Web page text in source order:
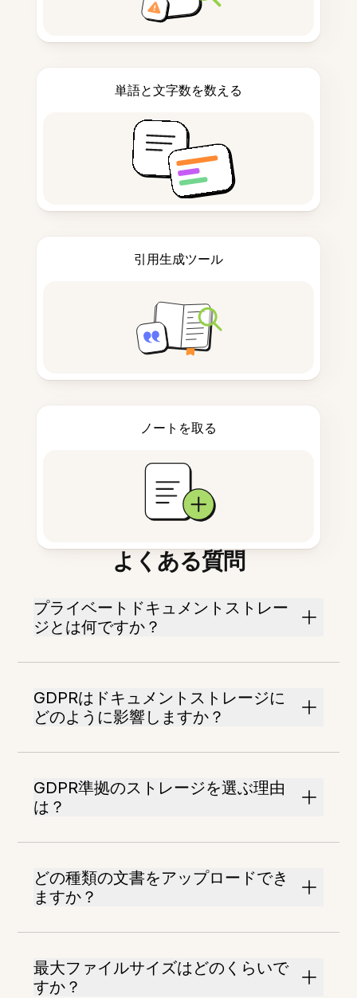
単語と文字数を数える
引用生成ツール
ノートを取る
よくある質問
プライベートドキュメントストレー
ジとは何ですか？
GDPRはドキュメントストレージに
どのように影響しますか？
GDPR準拠のストレージを選ぶ理由
は？
どの種類の文書をアップロードでき
ますか？
最大ファイルサイズはどのくらいで
すか？